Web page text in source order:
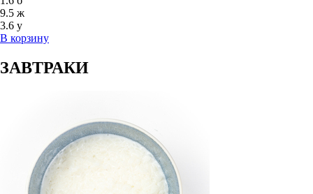
9.5 ж
3.6 у
В корзину
ЗАВТРАКИ